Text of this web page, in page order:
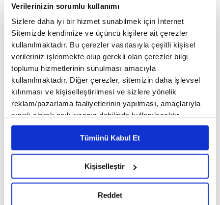
Verilerinizin sorumlu kullanımı
Sizlere daha iyi bir hizmet sunabilmek için İnternet
Sitemizde kendimize ve üçüncü kişilere ait çerezler
kullanılmaktadır. Bu çerezler vasıtasıyla çeşitli kişisel
verileriniz işlenmekte olup gerekli olan çerezler bilgi
toplumu hizmetlerinin sunulması amacıyla
kullanılmaktadır. Diğer çerezler, sitemizin daha işlevsel
kılınması ve kişiselleştirilmesi ve sizlere yönelik
reklam/pazarlama faaliyetlerinin yapılması, amaçlarıyla
sınırlı olarak açık rızanız dahilinde kullanılacaktır.
Çerezlere ilişkin tercihlerinizi çerez paneli vasıtasıyla
belirleyebilirsiniz. Çerezlere ilişkin detaylı bilgi için
Ayarlar butonuna tıklayabilir,Çerez Bilgilendirme
Metnimizi ziyaret edebilirsiniz.
hazırlanmış olan İnternet Sitesi Aydınlatma Metnimizi
okumak ve sitemizi ziyaretiniz kapsamında
Tümünü Kabul Et
Kişiselleştir
Reddet
sürdürdüğünü ve yüzde 3,9 büyüyerek küresel
ekonomi içerisinde pozitif ayrışmayı başardığını
dile getiren Asmalı, üçüncü çeyrekte yakalanılan
yüzde 5,9'luk büyümeyle G20'nin en çok büyüyen
ikinci ülkesi olunduğunu vurguladı.
"Türkiye ekonomisi için enflasyonist sürecin
henüz sonuna gelinmedi"
Mahmut Asmalı, Rusya-Ukrayna savaşının küresel
enerji ve emtia fiyatları üzerinde oluşturduğu
baskının ve artan döviz kurunun üretim maliyetleri